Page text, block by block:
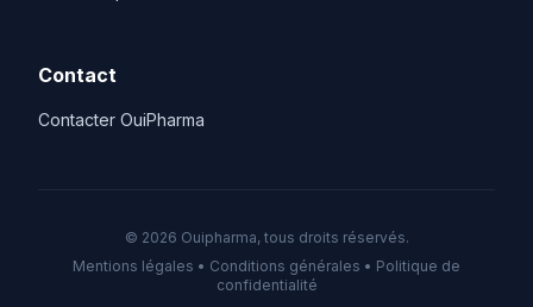
Contact
Contacter OuiPharma
© 2026 Ouipharma, tous droits réservés.
Mentions légales • Conditions générales • Politique de
confidentialité